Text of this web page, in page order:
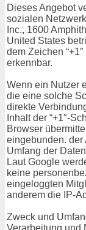
Dieses Angebot
sozialen
Inc., 1600
United States
dem Zeichen
erkennbar.
Wenn ein Nutzer
die eine solche
direkte
Inhalt der “+1″-
Browser
eingebunden. der
Umfang der
Laut Google
keine
eingeloggten
anderem die IP-
Zweck und